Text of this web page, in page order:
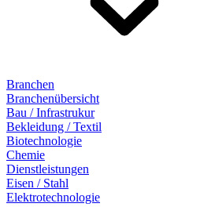
Branchen
Branchenübersicht
Bau / Infrastrukur
Bekleidung / Textil
Biotechnologie
Chemie
Dienstleistungen
Eisen / Stahl
Elektrotechnologie